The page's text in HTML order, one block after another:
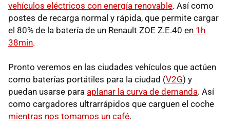
vehículos eléctricos con energía renovable. Así como
postes de recarga normal y rápida, que permite cargar
el 80% de la batería de un Renault ZOE Z.E.40 en 1h
38min.
Pronto veremos en las ciudades vehículos que actúen
como baterías portátiles para la ciudad (V2G) y
puedan usarse para aplanar la curva de demanda. Así
como cargadores ultrarrápidos que carguen el coche
mientras nos tomamos un café.